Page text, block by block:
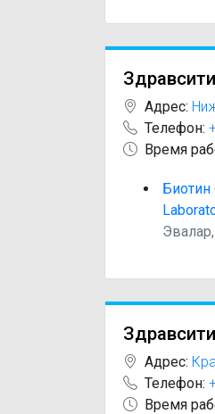
Адрес:
Телефон:
Время
Биотин
Адрес:
Телефон:
Время